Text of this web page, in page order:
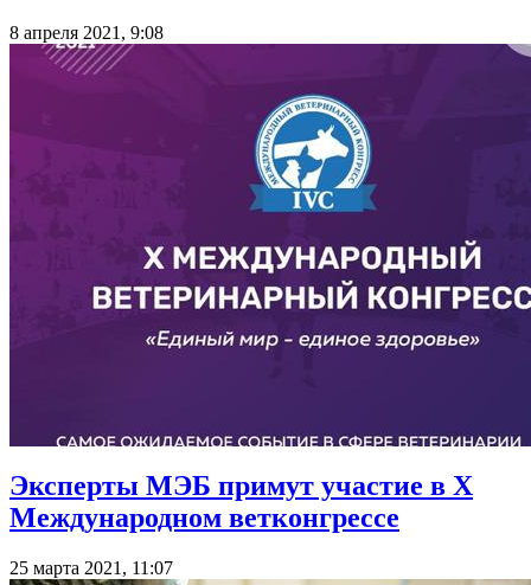
8 апреля 2021, 9:08
Эксперты МЭБ примут участие в X
Международном ветконгрессе
25 марта 2021, 11:07